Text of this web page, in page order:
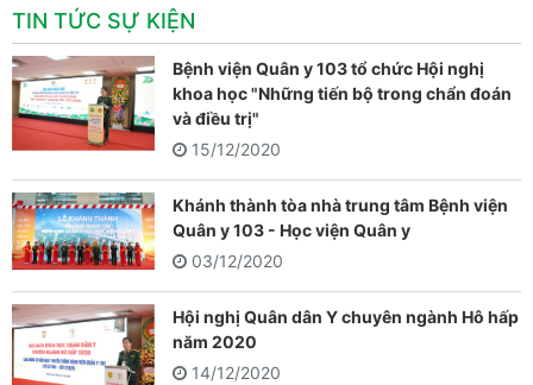
TIN TỨC SỰ KIỆN
Bệnh viện Quân y 103 tổ chức Hội nghị
khoa học "Những tiến bộ trong chẩn đoán
và điều trị"
15/12/2020
Khánh thành tòa nhà trung tâm Bệnh viện
Quân y 103 - Học viện Quân y
03/12/2020
Hội nghị Quân dân Y chuyên ngành Hô hấp
năm 2020
14/12/2020